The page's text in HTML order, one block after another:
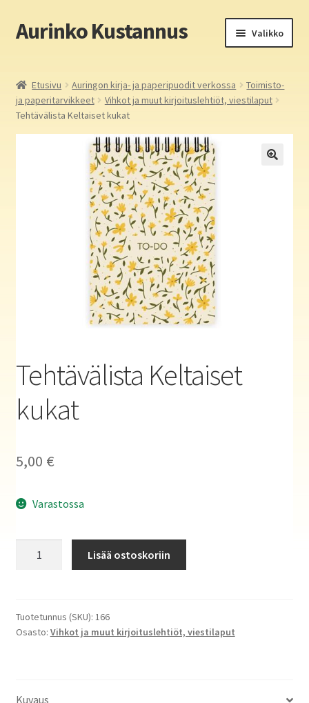
Siirry
navigointiin
Siirry
sisältöön
Aurinko Kustannus Valikko
Yritys
Aurinko Kustannus: kirjat
Auringon kirja- ja paperipuodit verkossa
Haluatko kirjailijaksi?
Etusivu Auringon kirja- ja paperipuodit verkossa
Toimisto-
ja paperitarvikkeet
Vihkot ja muut kirjoituslehtiöt, viestilaput
Tehtävälista Keltaiset kukat
Tehtävälista Keltaiset
kukat
5,00 €
Varastossa
Lisää ostoskoriin
Tuotetunnus (SKU): 166
Osasto: Vihkot ja muut kirjoituslehtiöt, viestilaput
Kuvaus